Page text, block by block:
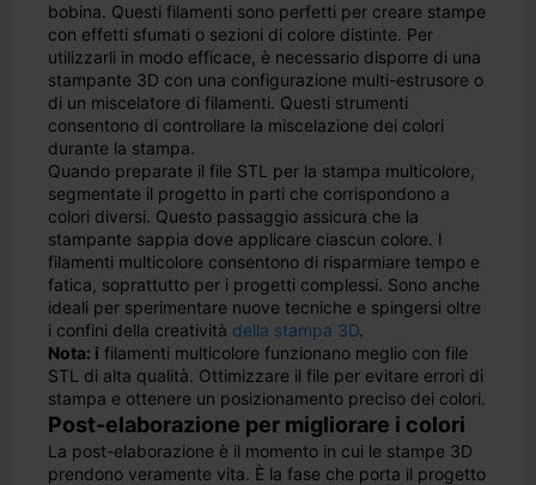
bobina. Questi filamenti sono perfetti per creare stampe
con effetti sfumati o sezioni di colore distinte. Per
utilizzarli in modo efficace, è necessario disporre di una
stampante 3D con una configurazione multi-estrusore o
di un miscelatore di filamenti. Questi strumenti
consentono di controllare la miscelazione dei colori
durante la stampa.
Quando preparate il file STL per la stampa multicolore,
segmentate il progetto in parti che corrispondono a
colori diversi. Questo passaggio assicura che la
stampante sappia dove applicare ciascun colore. I
filamenti multicolore consentono di risparmiare tempo e
fatica, soprattutto per i progetti complessi. Sono anche
ideali per sperimentare nuove tecniche e spingersi oltre
i confini della creatività della stampa 3D.
Nota: i filamenti multicolore funzionano meglio con file
STL di alta qualità. Ottimizzare il file per evitare errori di
stampa e ottenere un posizionamento preciso dei colori.
Post-elaborazione per migliorare i colori
La post-elaborazione è il momento in cui le stampe 3D
prendono veramente vita. È la fase che porta il progetto